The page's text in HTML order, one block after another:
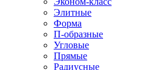
Элитные
Форма
П-образные
Угловые
Прямые
Радиусные